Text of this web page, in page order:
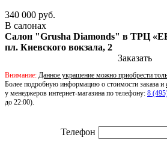
340 000 руб.
В салонах
Салон "Grusha Diamonds" в ТРЦ
пл. Киевского вокзала, 2
Заказать
Внимание: Данное украшение можно приобрести
Более подробную информацию о стоимости заказа и
у менеджеров интернет-магазина по телефону: 8
до 22:00).
Телефон